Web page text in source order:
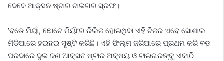
ଦେବେ ଆକ୍ସନ ଷ୍ଟାର ଟାଇଗର ସ୍ରଫ।
‘ବଡେ ମିୟାଁ, ଛୋଟେ ମିୟାଁ’ର ରିଲିଜ ହୋଇଥିବା ଏହି ଟିଜର ଏବେ ସୋଶାଲ
ମିଡିଆରେ ହଇଛଇ ସୃଷ୍ଟି କରିଛି। ଏହି ଫିଲ୍ମ ଜରିଆରେ ପ୍ରଥମ କରି ବଡ
ପରଦାରେ ଦୁଇ ଜଣ ଆକ୍ସନ ଷ୍ଟାର ଅକ୍ଷୟ ଓ ଟାଇଗରଙ୍କୁ ଏକାଠି